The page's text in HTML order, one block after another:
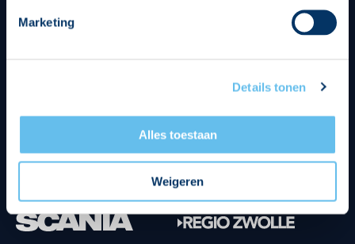
Marketing
Details tonen
Alles toestaan
Weigeren